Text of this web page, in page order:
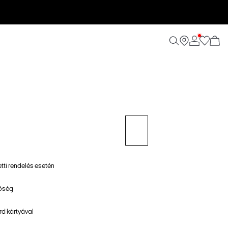
rendelés esetén
kártyával